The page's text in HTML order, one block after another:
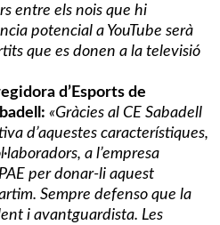
entre els nois que hi
potencial a YouTube serà
que es donen a la televisió
d’Esports de
«Gràcies al CE Sabadell
d’aquestes característiques,
a l’empresa
per donar-li aquest
Sempre defenso que la
i avantguardista. Les